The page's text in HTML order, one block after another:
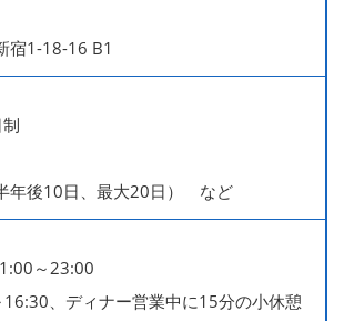
宿1-18-16 B1
年後10日、最大20日） など
～23:00
16:30、ディナー営業中に15分の小休憩